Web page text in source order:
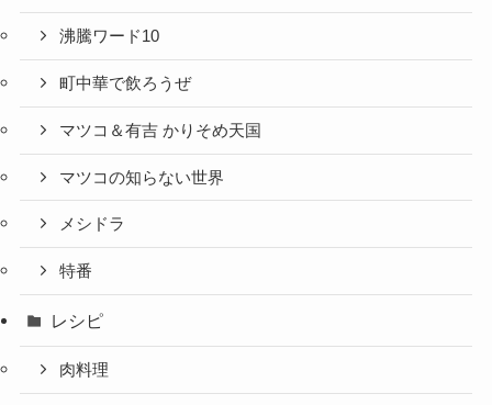
沸騰ワード10
町中華で飲ろうぜ
マツコ＆有吉 かりそめ天国
マツコの知らない世界
メシドラ
特番
レシピ
肉料理